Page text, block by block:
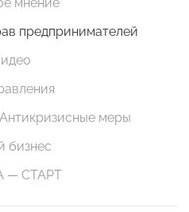
предпринимателей
меры
бизнес
— СТАРТ